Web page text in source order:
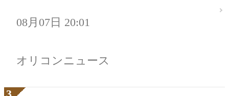
08月07日 20:01
オリコンニュース